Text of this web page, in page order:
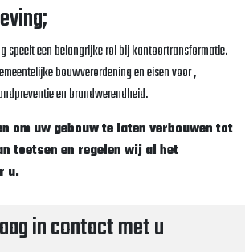
speelt een belangrijke rol bij kantoortransformatie.
bouwverordening en eisen voor ,
en brandwerendheid.
om uw gebouw te laten verbouwen tot
toetsen en regelen wij al het
u.
in contact met u